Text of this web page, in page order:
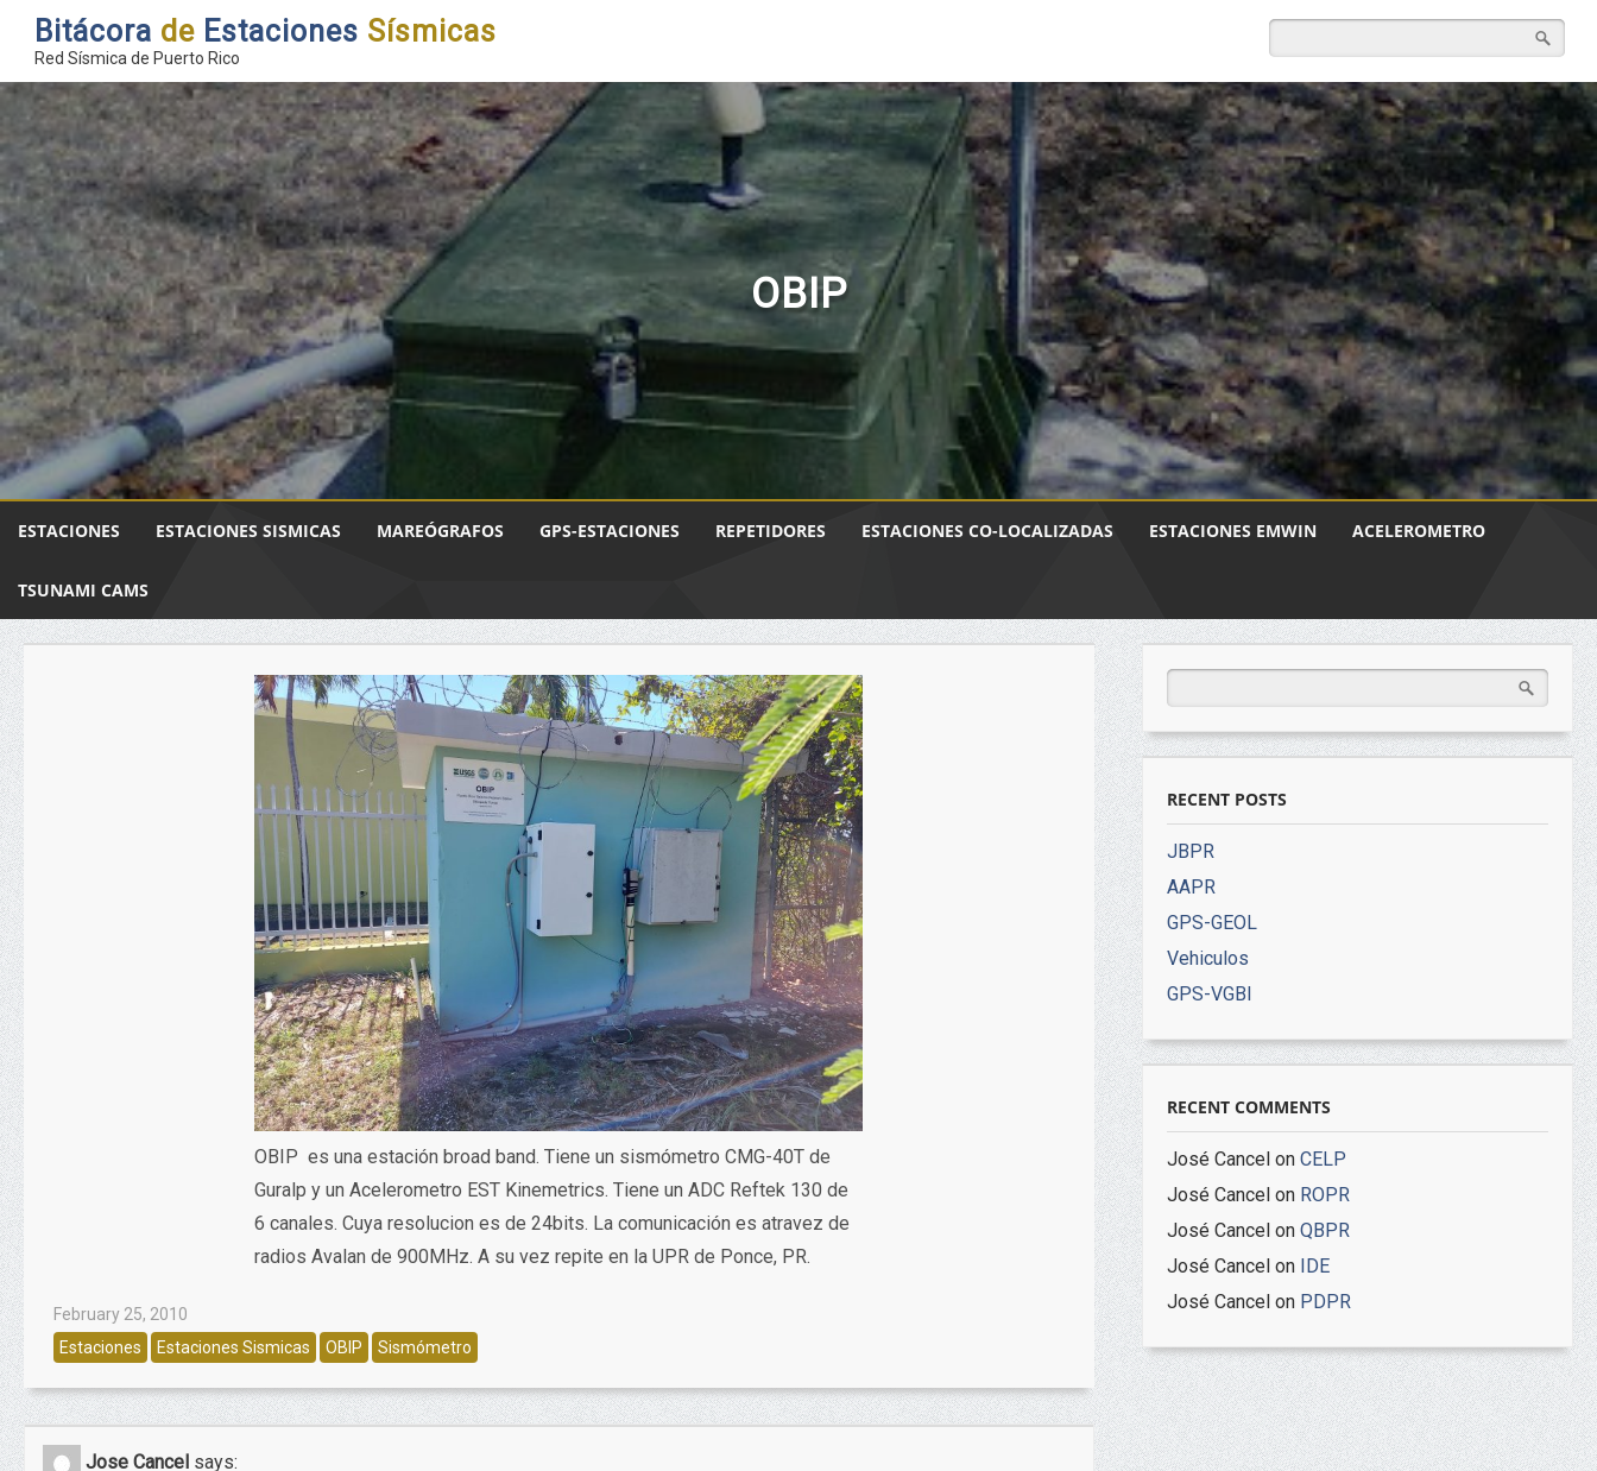
Bitácora de Estaciones Sísmicas
Red Sísmica de Puerto Rico
OBIP
ESTACIONES ESTACIONES SISMICAS MAREÓGRAFOS GPS-ESTACIONES REPETIDORES ESTACIONES CO-LOCALIZADAS ESTACIONES EMWIN ACELEROMETRO
TSUNAMI CAMS
OBIP es una estación broad band. Tiene un sismómetro CMG-40T de
Guralp y un Acelerometro EST Kinemetrics. Tiene un ADC Reftek 130 de
6 canales. Cuya resolucion es de 24bits. La comunicación es atravez de
radios Avalan de 900MHz. A su vez repite en la UPR de Ponce, PR.
February 25, 2010
Estaciones
Estaciones Sismicas OBIP Sismómetro
Jose Cancel says:
RECENT POSTS
JBPR
AAPR
GPS-GEOL
Vehiculos
GPS-VGBI
RECENT COMMENTS
José Cancelon CELP
José Cancelon ROPR
José Cancelon QBPR
José Cancelon IDE
José Cancelon PDPR